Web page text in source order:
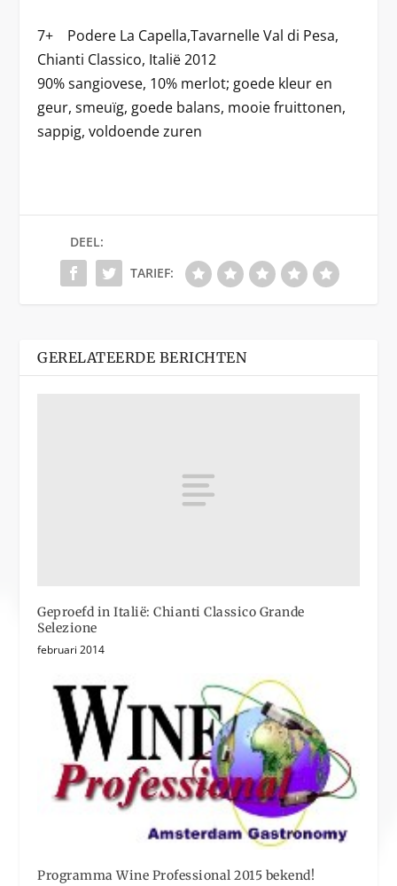
7+ Podere La Capella,Tavarnelle Val di Pesa,
Chianti Classico, Italië 2012
90% sangiovese, 10% merlot; goede kleur en
geur, smeuïg, goede balans, mooie fruittonen,
sappig, voldoende zuren
DEEL:
TARIEF:
GERELATEERDE BERICHTEN
Geproefd in Italië: Chianti Classico Grande
Selezione
februari 2014
Programma Wine Professional 2015 bekend!